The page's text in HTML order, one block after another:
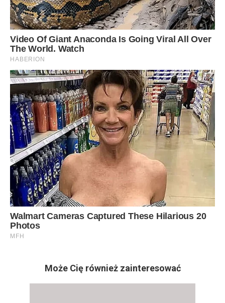
Może Cię również zainteresować